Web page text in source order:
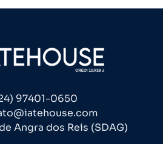
97401-0650
Angra dos Reis (SDAG)